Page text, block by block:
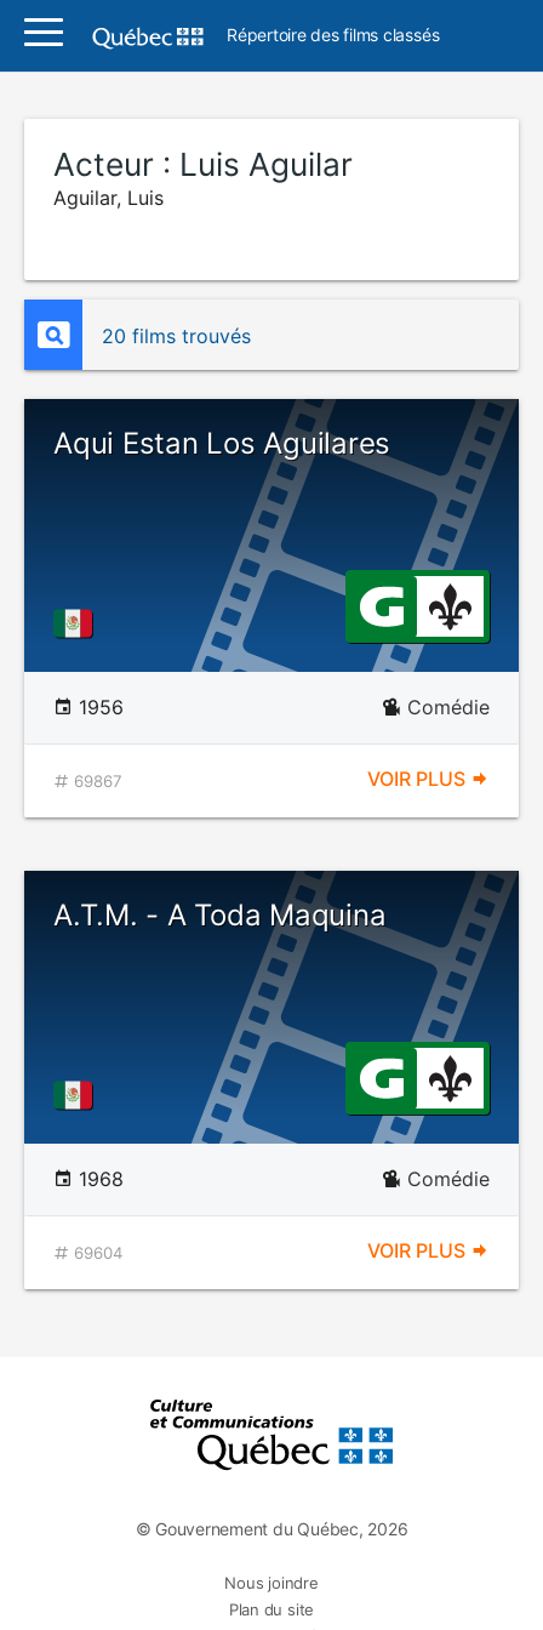
Répertoire des films classés
Acteur : Luis Aguilar
Aguilar, Luis
20 films trouvés
Aqui Estan Los Aguilares
1956 Comédie
69867 VOIR PLUS
A.T.M. - A Toda Maquina
1968 Comédie
69604 VOIR PLUS
© Gouvernement du Québec, 2026
Nous joindre
Plan du site